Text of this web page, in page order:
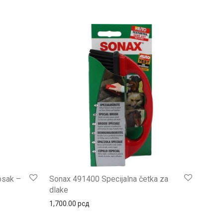
–
Sonax 491400 Specijalna četka za
dlake
1,700.00 рсд